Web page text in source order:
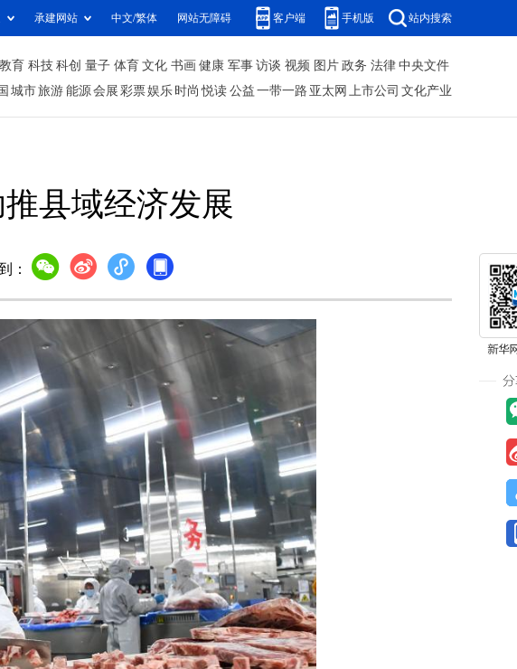
承建网站 中文/繁体 网站无障碍 客户端 手机版 站内搜索
教育 科技 科创 量子 体育 文化 书画 健康 军事 访谈 视频 图片 政务 法律 中央文件
城市旅游 能源 会展 彩票娱乐 时尚 悦读 公益 一带一路 亚太网 上市公司 文化产业
县域经济发展
：